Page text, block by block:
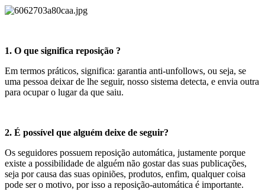
1. O que significa reposição ?
Em termos práticos, significa: garantia anti-unfollows, ou seja, se
uma pessoa deixar de lhe seguir, nosso sistema detecta, e envia outra
para ocupar o lugar da que saiu.
2. É possível que alguém deixe de seguir?
Os seguidores possuem reposição automática, justamente porque
existe a possibilidade de alguém não gostar das suas publicações,
seja por causa das suas opiniões, produtos, enfim, qualquer coisa
pode ser o motivo, por isso a reposição-automática é importante.